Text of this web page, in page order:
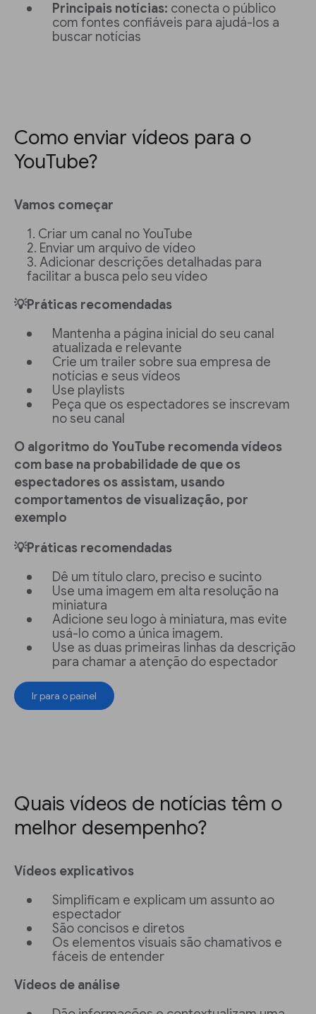
Principais notícias: conecta o público
com fontes confiáveis para ajudá-los a
buscar notícias
Como enviar vídeos para o
YouTube?
Vamos começar
Criar um canal no YouTube
Enviar um arquivo de vídeo
Adicionar descrições detalhadas para
facilitar a busca pelo seu vídeo
💡Práticas recomendadas
Mantenha a página inicial do seu canal
atualizada e relevante
Crie um trailer sobre sua empresa de
notícias e seus vídeos
Use playlists
Peça que os espectadores se inscrevam
no seu canal
O algoritmo do YouTube recomenda vídeos
com base na probabilidade de que os
espectadores os assistam, usando
comportamentos de visualização, por
exemplo
💡Práticas recomendadas
Dê um título claro, preciso e sucinto
Use uma imagem em alta resolução na
miniatura
Adicione seu logo à miniatura, mas evite
usá-lo como a única imagem.
Use as duas primeiras linhas da descrição
para chamar a atenção do espectador
Ir para o painel
Quais vídeos de notícias têm o
melhor desempenho?
Vídeos explicativos
Simplificam e explicam um assunto ao
espectador
São concisos e diretos
Os elementos visuais são chamativos e
fáceis de entender
Vídeos de análise